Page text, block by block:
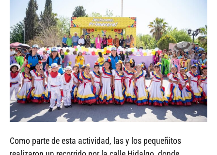
Como parte de esta actividad, las y los pequeñitos